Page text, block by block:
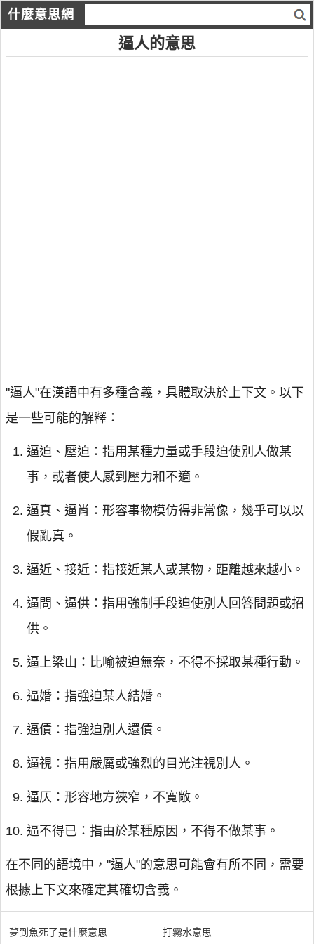
什麼意思網
逼人的意思
"逼人"在漢語中有多種含義，具體取決於上下文。以下
是一些可能的解釋：
逼迫、壓迫：指用某種力量或手段迫使別人做某
事，或者使人感到壓力和不適。
逼真、逼肖：形容事物模仿得非常像，幾乎可以以
假亂真。
逼近、接近：指接近某人或某物，距離越來越小。
逼問、逼供：指用強制手段迫使別人回答問題或招
供。
逼上梁山：比喻被迫無奈，不得不採取某種行動。
逼婚：指強迫某人結婚。
逼債：指強迫別人還債。
逼視：指用嚴厲或強烈的目光注視別人。
逼仄：形容地方狹窄，不寬敞。
逼不得已：指由於某種原因，不得不做某事。
在不同的語境中，"逼人"的意思可能會有所不同，需要
根據上下文來確定其確切含義。
夢到魚死了是什麼意思 打霧水意思